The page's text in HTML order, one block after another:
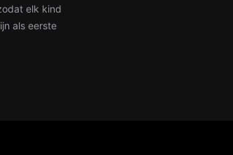
elk kind
als eerste